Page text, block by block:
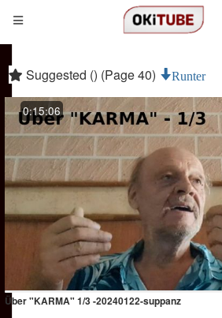
Suggested () (Page 40) Runter
0:15:06
Über "KARMA" 1/3 -20240122-suppanz